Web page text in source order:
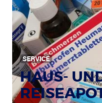
SERVICE
HAUS-